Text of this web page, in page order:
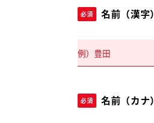
必須 名前（漢字）
必須 名前（カナ）